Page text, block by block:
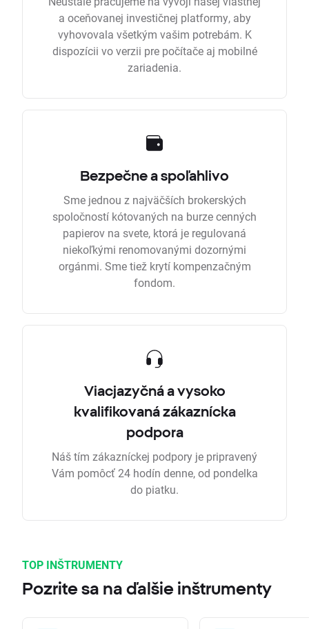
a oceňovanej investičnej platformy, aby
vyhovovala všetkým vašim potrebám. K
dispozícii vo verzii pre počítače aj mobilné
zariadenia.
Bezpečne a spoľahlivo
Sme jednou z najväčších brokerských
spoločností kótovaných na burze cenných
papierov na svete, ktorá je regulovaná
niekoľkými renomovanými dozornými
orgánmi. Sme tiež krytí kompenzačným
fondom.
Viacjazyčná a vysoko
kvalifikovaná zákaznícka
podpora
Náš tím zákazníckej podpory je pripravený
Vám pomôcť 24 hodín denne, od pondelka
do piatku.
TOP INŠTRUMENTY
Pozrite sa na ďalšie inštrumenty